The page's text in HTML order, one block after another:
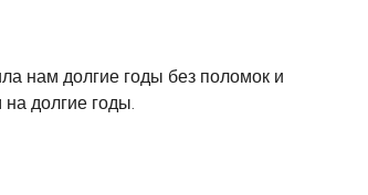
нам долгие годы без поломок и
долгие годы.